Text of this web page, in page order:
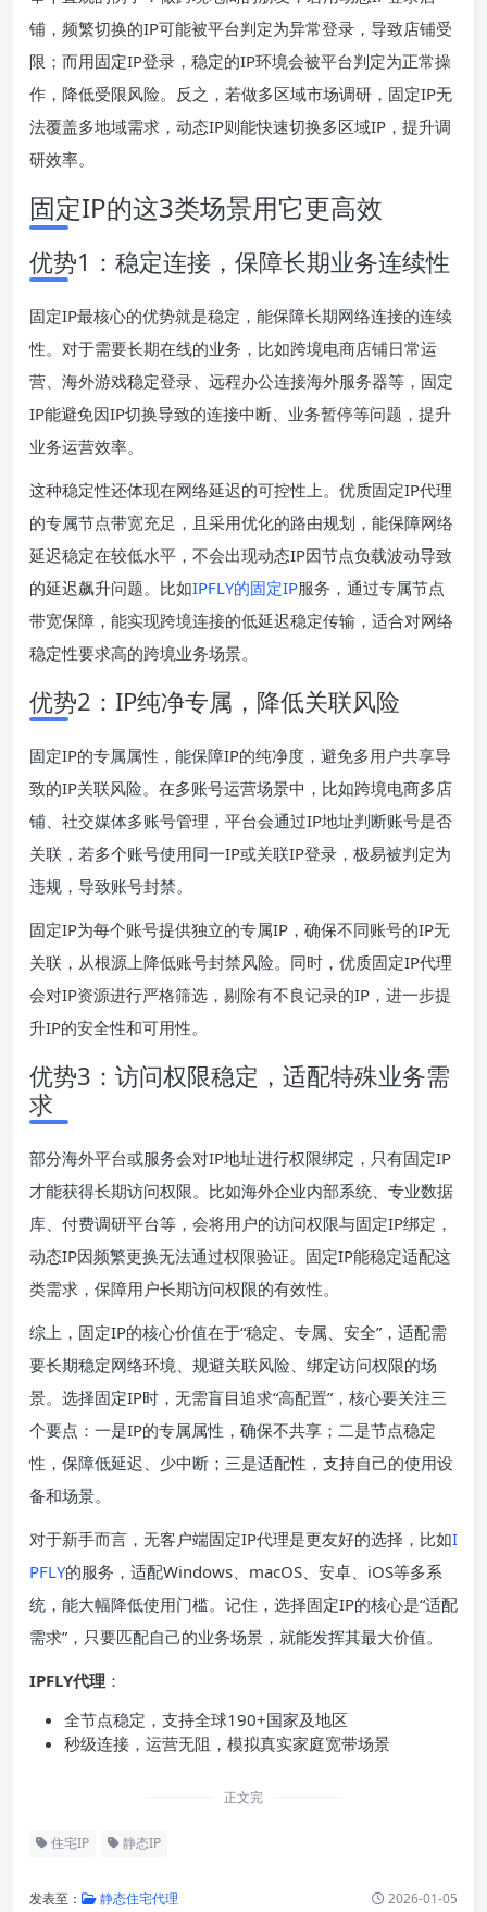
铺，频繁切换的IP可能被平台判定为异常登录，导致店铺受
限；而用固定IP登录，稳定的IP环境会被平台判定为正常操
作，降低受限风险。反之，若做多区域市场调研，固定IP无
法覆盖多地域需求，动态IP则能快速切换多区域IP，提升调
研效率。
固定IP的这3类场景用它更高效
优势1：稳定连接，保障长期业务连续性
固定IP最核心的优势就是稳定，能保障长期网络连接的连续
性。对于需要长期在线的业务，比如跨境电商店铺日常运
营、海外游戏稳定登录、远程办公连接海外服务器等，固定
IP能避免因IP切换导致的连接中断、业务暂停等问题，提升
业务运营效率。
这种稳定性还体现在网络延迟的可控性上。优质固定IP代理
的专属节点带宽充足，且采用优化的路由规划，能保障网络
延迟稳定在较低水平，不会出现动态IP因节点负载波动导致
的延迟飙升问题。比如IPFLY的固定IP服务，通过专属节点
带宽保障，能实现跨境连接的低延迟稳定传输，适合对网络
稳定性要求高的跨境业务场景。
优势2：IP纯净专属，降低关联风险
固定IP的专属属性，能保障IP的纯净度，避免多用户共享导
致的IP关联风险。在多账号运营场景中，比如跨境电商多店
铺、社交媒体多账号管理，平台会通过IP地址判断账号是否
关联，若多个账号使用同一IP或关联IP登录，极易被判定为
违规，导致账号封禁。
固定IP为每个账号提供独立的专属IP，确保不同账号的IP无
关联，从根源上降低账号封禁风险。同时，优质固定IP代理
会对IP资源进行严格筛选，剔除有不良记录的IP，进一步提
升IP的安全性和可用性。
优势3：访问权限稳定，适配特殊业务需
求
部分海外平台或服务会对IP地址进行权限绑定，只有固定IP
才能获得长期访问权限。比如海外企业内部系统、专业数据
库、付费调研平台等，会将用户的访问权限与固定IP绑定，
动态IP因频繁更换无法通过权限验证。固定IP能稳定适配这
类需求，保障用户长期访问权限的有效性。
综上，固定IP的核心价值在于“稳定、专属、安全”，适配需
要长期稳定网络环境、规避关联风险、绑定访问权限的场
景。选择固定IP时，无需盲目追求“高配置”，核心要关注三
个要点：一是IP的专属属性，确保不共享；二是节点稳定
性，保障低延迟、少中断；三是适配性，支持自己的使用设
备和场景。
对于新手而言，无客户端固定IP代理是更友好的选择，比如I
PFLY的服务，适配Windows、macOS、安卓、iOS等多系
统，能大幅降低使用门槛。记住，选择固定IP的核心是“适配
需求”，只要匹配自己的业务场景，就能发挥其最大价值。
IPFLY代理 ：
全节点稳定，支持全球190+国家及地区
秒级连接，运营无阻，模拟真实家庭宽带场景
正文完
住宅IP 静态IP
发表至： 静态住宅代理 2026-01-05